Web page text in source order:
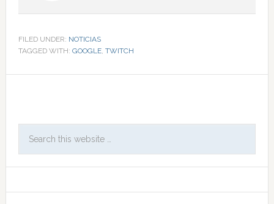
FILED UNDER: NOTICIAS
TAGGED WITH: GOOGLE, TWITCH